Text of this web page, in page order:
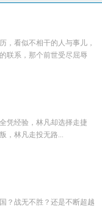
，看似不相干的人与事儿，
联系，那个前世受尽屈辱
凭经验，林凡却选择走捷
，林凡走投无路...
？战无不胜？还是不断超越